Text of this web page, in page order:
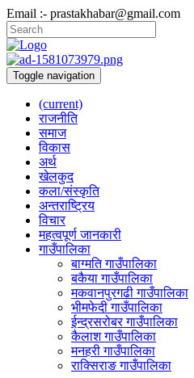
Email :- prastakhabar@gmail.com
Toggle navigation
(current)
राजनीति
समाज
विकास
अर्थ
खेलकुद
कला/संस्कृति
अन्तराष्ट्रिय
विचार
महत्वपूर्ण जानकारी
गाउँपालिका
बाग्मति गाउँपालिका
बकैया गाउँपालिका
मकवानपुरगढी गाउँपालिका
भीमफेदी गाउँपालिका
ईन्द्रसरोबर गाउँपालिका
कैलाश गाउँपालिका
मनहरी गाउँपालिका
राक्सिराङ गाउँपालिका